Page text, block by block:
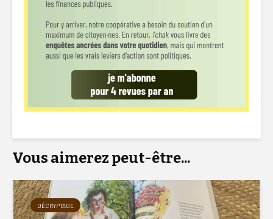
Vous aimerez peut-être...
DÉCRYPTAGE